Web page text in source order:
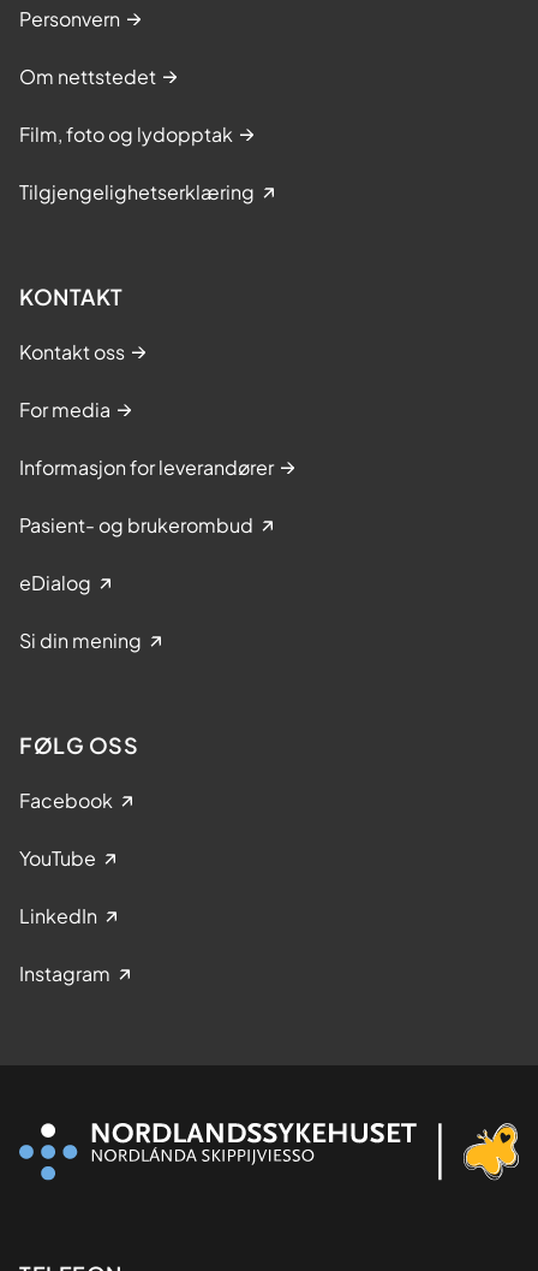
Personvern
Om nettstedet
Film, foto og lydopptak
Tilgjengelighetserklæring
KONTAKT
Kontakt oss
For media
Informasjon for leverandører
Pasient- og brukerombud
eDialog
Si din mening
FØLG OSS
Facebook
YouTube
LinkedIn
Instagram